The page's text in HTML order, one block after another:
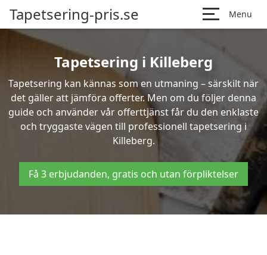
Tapetsering-pris.se Menu
Tapetsering i Killeberg
Tapetsering kan kännas som en utmaning – särskilt när
det gäller att jämföra offerter. Men om du följer denna
guide och använder vår offerttjänst får du den enklaste
och tryggaste vägen till professionell tapetsering i
Killeberg.
Få 3 erbjudanden, gratis och utan förpliktelser